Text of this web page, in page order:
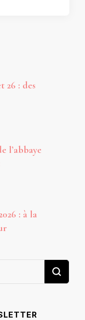
26 : des
l’abbaye
: à la